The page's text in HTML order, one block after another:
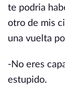
te podria
otro de mis
una vuelta
-No eres
estupido.